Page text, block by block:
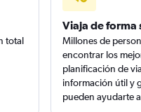
total
Viaja de forma
Millones de
encontrar los
planificación de
información útil y
pueden ayudarte